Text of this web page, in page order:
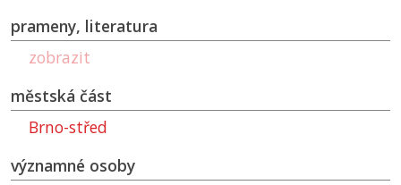
prameny, literatura
zobrazit
městská část
Brno-střed
významné osoby